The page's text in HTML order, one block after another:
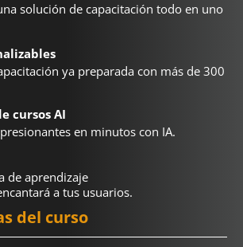
solución de capacitación todo en uno
ya preparada con más de 300
cursos AI
en minutos con IA.
de aprendizaje
a tus usuarios.
del curso